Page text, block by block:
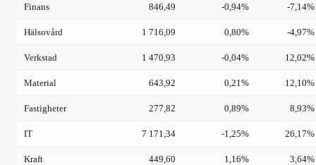
Finans 846,49 -0,94% -7,14%
Hälsovård 1 716,09 0,80% -4,97%
Verkstad 1 470,93 -0,04% 12,02%
Material 643,92 0,21% 12,10%
Fastigheter 277,82 0,89% 8,93%
IT 7 171,34 -1,25% 26,17%
Kraft 449,60 1,16% 3,64%